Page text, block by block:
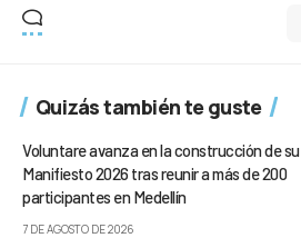
Quizás también te guste
Voluntare avanza en la construcción de su
Manifiesto 2026 tras reunir a más de 200
participantes en Medellín
7 DE AGOSTO DE 2026